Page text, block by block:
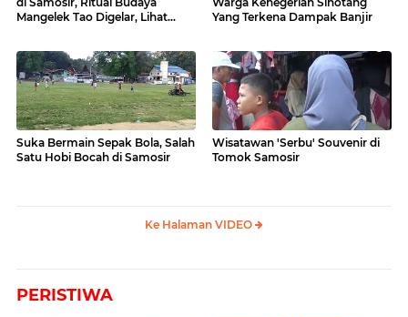
Mangelek Tao Digelar, Lihat
Yang Terkena Dampak Banjir
Suka Bermain Sepak Bola, Salah
Satu Hobi Bocah di Samosir
Wisatawan 'Serbu' Souvenir di
Tomok Samosir
Ke Halaman VIDEO
PERISTIWA